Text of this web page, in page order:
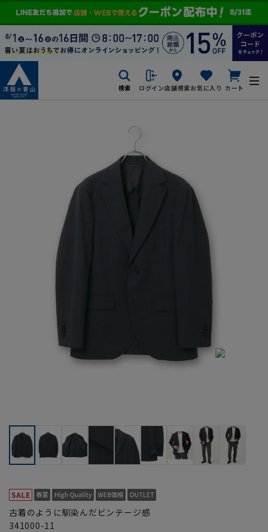
検索 ログイン店舗検索お気に入り カート
古着のように馴染んだビンテージ感
341000-11